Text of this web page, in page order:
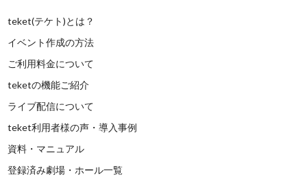
teket(テケト)とは？
イベント作成の方法
ご利用料金について
teketの機能ご紹介
ライブ配信について
teket利用者様の声・導入事例
資料・マニュアル
登録済み劇場・ホール一覧